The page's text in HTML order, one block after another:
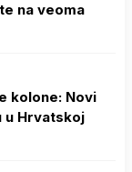
na veoma
kolone: Novi
u Hrvatskoj